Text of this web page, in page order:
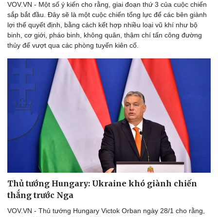
Thể thao
Bóng đá
Lịch thi đấu bóng đá
Thế giới thể thao
eSports
Hậu trường
Ô tô - Xe máy
Ô tô
Xe máy
Tư vấn
VOV.VN - Một số ý kiến cho rằng, giai đoạn thứ 3 của cuộc chiến
sắp bắt đầu. Đây sẽ là một cuộc chiến tổng lực để các bên giành
lợi thế quyết định, bằng cách kết hợp nhiều loại vũ khí như bộ
binh, cơ giới, pháo binh, không quân, thậm chí tấn công đường
thủy để vượt qua các phòng tuyến kiên cố.
Thủ tướng Hungary: Ukraine khó giành chiến
thắng trước Nga
VOV.VN - Thủ tướng Hungary Victok Orban ngày 28/1 cho rằng,